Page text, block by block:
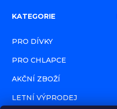
í
KATEGORIE
PRO DÍVKY
PRO CHLAPCE
AKČNÍ ZBOŽÍ
LETNÍ VÝPRODEJ